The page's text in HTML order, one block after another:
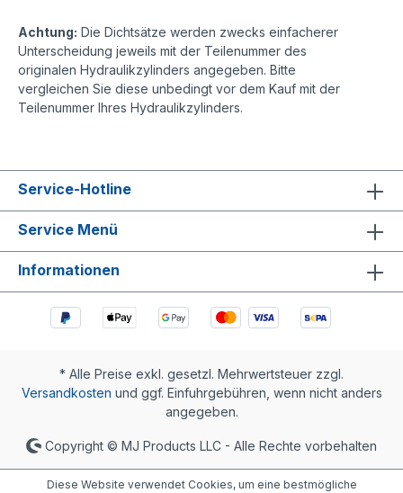
Achtung: Die Dichtsätze werden zwecks einfacherer
Unterscheidung jeweils mit der Teilenummer des
originalen Hydraulikzylinders angegeben. Bitte
vergleichen Sie diese unbedingt vor dem Kauf mit der
Teilenummer Ihres Hydraulikzylinders.
Service-Hotline
Service Menü
Informationen
* Alle Preise exkl. gesetzl. Mehrwertsteuer zzgl.
Versandkosten und ggf. Einfuhrgebühren, wenn nicht anders
angegeben.
Copyright © MJ Products LLC - Alle Rechte vorbehalten
Diese Website verwendet Cookies, um eine bestmögliche